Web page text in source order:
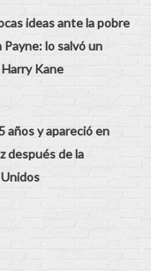
ideas ante la pobre
lo salvó un
Kane
años y apareció en
después de la